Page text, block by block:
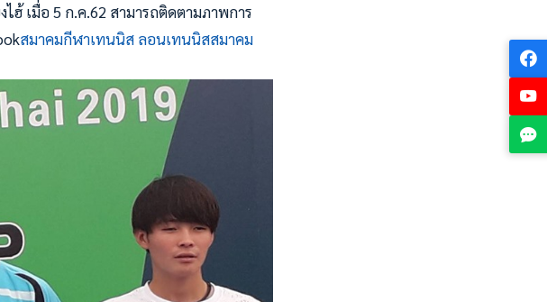
ไฮ้ เมื่อ 5 ก.ค.62 สามารถติดตามภาพการ
สมาคมกีฬาเทนนิส ลอนเทนนิสสมาคม